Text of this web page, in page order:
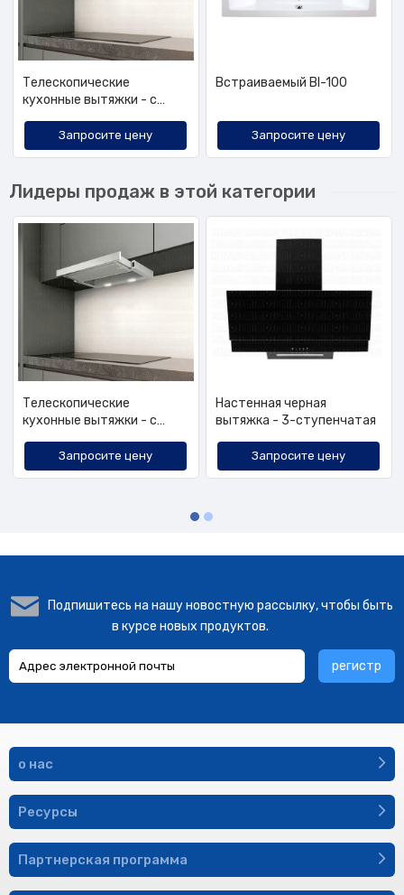
Телескопические
кухонные вытяжки - с
Запросите цену
Встраиваемый BI-100
Запросите цену
Лидеры продаж в этой категории
Телескопические
кухонные вытяжки - с
Запросите цену
Настенная черная
вытяжка - 3-ступенчатая
Запросите цену
Подпишитесь на нашу новостную рассылку, чтобы быть
в курсе новых продуктов.
регистр
о нас
Ресурсы
Партнерская программа